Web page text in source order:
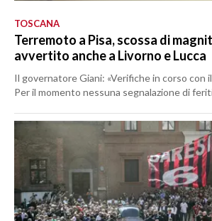
TOSCANA
Terremoto a Pisa, scossa di
avvertito anche a Livorno e Lucca
Il governatore Giani: «Verifiche in corso con
Per il momento nessuna segnalazione di